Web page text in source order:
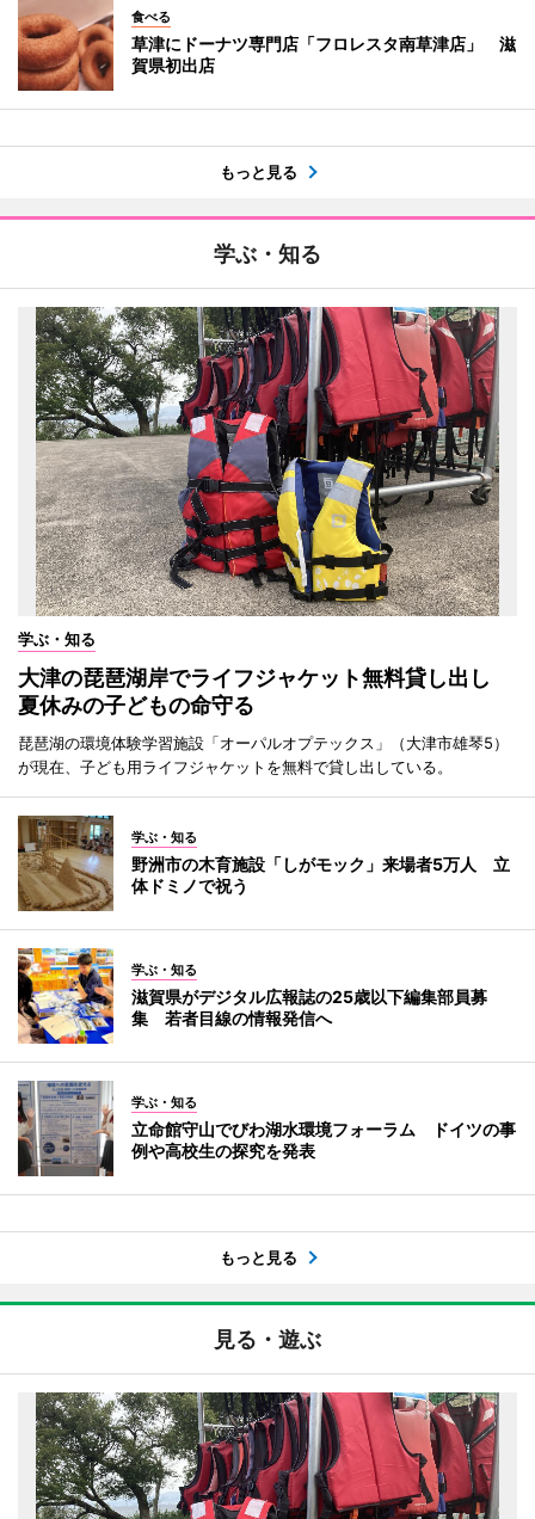
食べる
草津にドーナツ専門店「フロレスタ南草津店」 滋
賀県初出店
もっと見る
学ぶ・知る
学ぶ・知る
大津の琵琶湖岸でライフジャケット無料貸し出し
夏休みの子どもの命守る
琵琶湖の環境体験学習施設「オーパルオプテックス」（大津市雄琴5）
が現在、子ども用ライフジャケットを無料で貸し出している。
学ぶ・知る
野洲市の木育施設「しがモック」来場者5万人 立
体ドミノで祝う
学ぶ・知る
滋賀県がデジタル広報誌の25歳以下編集部員募
集 若者目線の情報発信へ
学ぶ・知る
立命館守山でびわ湖水環境フォーラム ドイツの事
例や高校生の探究を発表
もっと見る
見る・遊ぶ